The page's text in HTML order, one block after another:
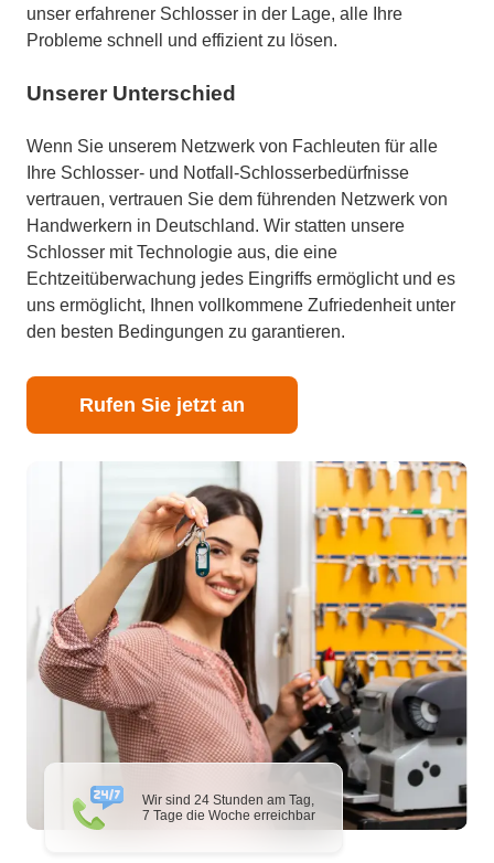
Wir sind 24 Stunden am Tag,
7 Tage die Woche erreichbar
unser erfahrener Schlosser in der Lage, alle Ihre
Probleme schnell und effizient zu lösen.
Unserer Unterschied
Wenn Sie unserem Netzwerk von Fachleuten für alle
Ihre Schlosser- und Notfall-Schlosserbedürfnisse
vertrauen, vertrauen Sie dem führenden Netzwerk von
Handwerkern in Deutschland. Wir statten unsere
Schlosser mit Technologie aus, die eine
Echtzeitüberwachung jedes Eingriffs ermöglicht und es
uns ermöglicht, Ihnen vollkommene Zufriedenheit unter
den besten Bedingungen zu garantieren.
Rufen Sie jetzt an